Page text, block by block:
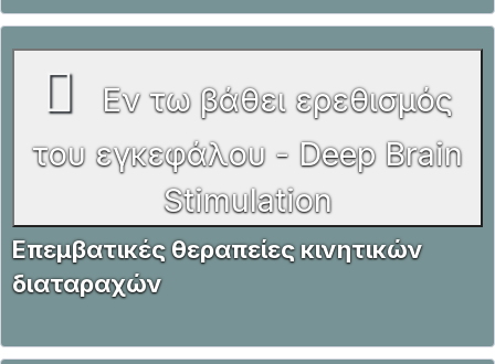
Εν τω βάθει ερεθισμός
του εγκεφάλου - Deep Brain
Stimulation
Επεμβατικές θεραπείες κινητικών
διαταραχών